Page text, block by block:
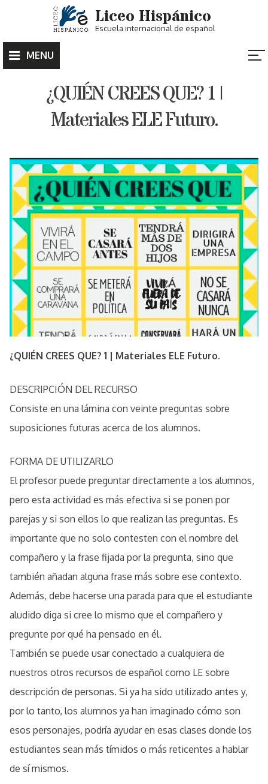
Liceo Hispánico
Escuela internacional de español
MENU
¿QUIÉN CREES QUE? 1 |
Materiales ELE Futuro.
¿QUIÉN CREES QUE? 1 | Materiales ELE Futuro.
DESCRIPCIÓN DEL RECURSO
Consiste en una lámina con veinte preguntas sobre
suposiciones futuras acerca de los alumnos.
FORMA DE UTILIZARLO
El profesor puede preguntar directamente a los alumnos,
pero esta actividad es más efectiva si se ponen por
parejas y si son ellos lo que realizan las preguntas. Es
importante que no solo contesten con el nombre del
compañero y la frase fijada por la pregunta, sino que
también añadan alguna frase más sobre ese contexto.
Además, debe hacerse una parada para que el estudiante
aludido diga si cree lo mismo que el compañero y
pregunte por qué ha pensado en él.
También se puede usar conectado a cualquiera de
nuestros otros recursos de español como LE sobre
descripción de personas. Si ya ha sido utilizado antes y,
por lo tanto, los alumnos ya han imaginado cómo son
esos personajes, podría ayudar en esas clases donde los
estudiantes sean más tímidos o más reticentes a hablar
de sí mismos.